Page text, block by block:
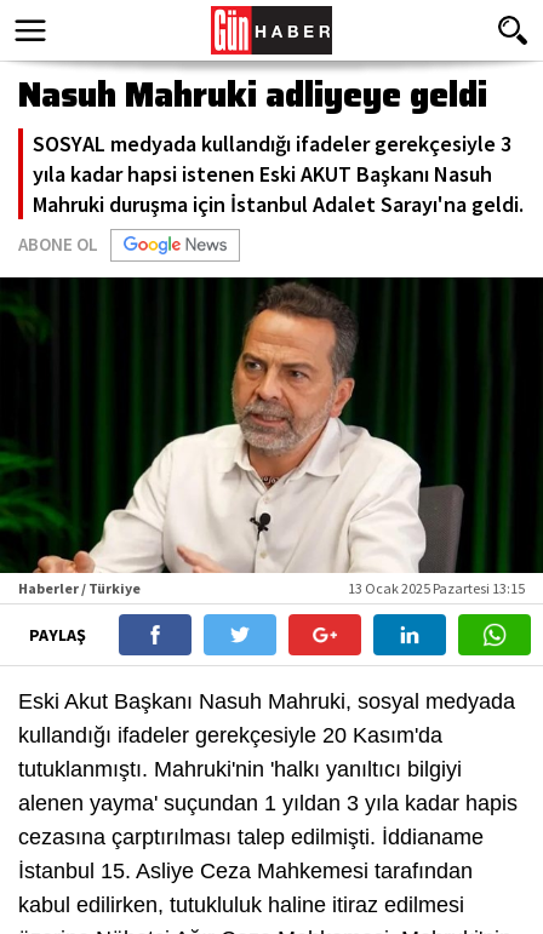
Nasuh Mahruki adliyeye geldi
SOSYAL medyada kullandığı ifadeler gerekçesiyle 3
yıla kadar hapsi istenen Eski AKUT Başkanı Nasuh
Mahruki duruşma için İstanbul Adalet Sarayı'na geldi.
ABONE OL
Haberler / Türkiye 13 Ocak 2025 Pazartesi 13:15
PAYLAŞ
Eski Akut Başkanı Nasuh Mahruki, sosyal medyada
kullandığı ifadeler gerekçesiyle 20 Kasım'da
tutuklanmıştı. Mahruki'nin 'halkı yanıltıcı bilgiyi
alenen yayma' suçundan 1 yıldan 3 yıla kadar hapis
cezasına çarptırılması talep edilmişti. İddianame
İstanbul 15. Asliye Ceza Mahkemesi tarafından
kabul edilirken, tutukluluk haline itiraz edilmesi